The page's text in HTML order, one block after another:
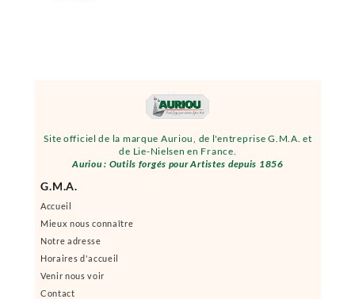
Site officiel de la marque Auriou, de l'entreprise G.M.A. et
de Lie-Nielsen en France.
Auriou : Outils forgés pour Artistes depuis 1856
G.M.A.
Accueil
Mieux nous connaître
Notre adresse
Horaires d'accueil
Venir nous voir
Contact